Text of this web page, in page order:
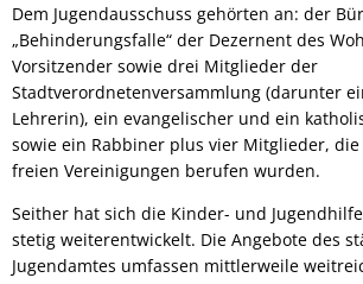
Dem Jugendausschuss gehörten an: der
„Behinderungsfalle“ der Dezernent des
Vorsitzender sowie drei Mitglieder der
Stadtverordnetenversammlung (darunter
Lehrerin), ein evangelischer und ein
sowie ein Rabbiner plus vier Mitglieder, die
freien Vereinigungen berufen wurden.
Seither hat sich die Kinder- und
stetig weiterentwickelt. Die Angebote des
Jugendamtes umfassen mittlerweile